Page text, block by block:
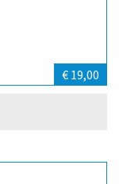
€ 19,00